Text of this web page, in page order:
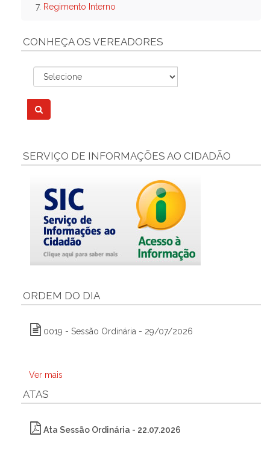
7. Regimento Interno
CONHEÇA OS VEREADORES
SERVIÇO DE INFORMAÇÕES AO CIDADÃO
ORDEM DO DIA
0019 - Sessão Ordinária - 29/07/2026
Ver mais
ATAS
Ata Sessão Ordinária - 22.07.2026